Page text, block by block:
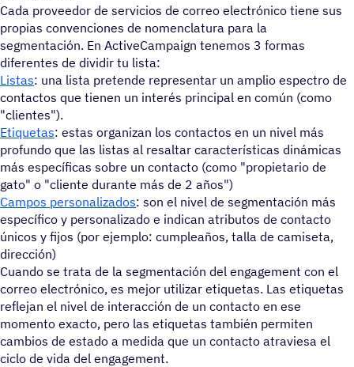
Cada proveedor de servicios de correo electrónico tiene sus
propias convenciones de nomenclatura para la
segmentación. En ActiveCampaign tenemos 3 formas
diferentes de dividir tu lista:
Listas: una lista pretende representar un amplio espectro de
contactos que tienen un interés principal en común (como
"clientes").
Etiquetas: estas organizan los contactos en un nivel más
profundo que las listas al resaltar características dinámicas
más específicas sobre un contacto (como "propietario de
gato" o "cliente durante más de 2 años")
Campos personalizados: son el nivel de segmentación más
específico y personalizado e indican atributos de contacto
únicos y fijos (por ejemplo: cumpleaños, talla de camiseta,
dirección)
Cuando se trata de la segmentación del engagement con el
correo electrónico, es mejor utilizar etiquetas. Las etiquetas
reflejan el nivel de interacción de un contacto en ese
momento exacto, pero las etiquetas también permiten
cambios de estado a medida que un contacto atraviesa el
ciclo de vida del engagement.